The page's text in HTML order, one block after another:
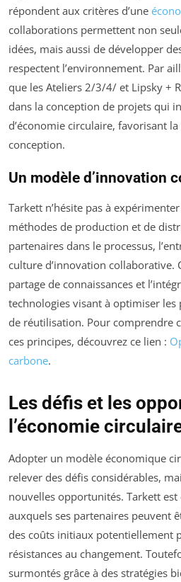
répondent aux critères d’une
collaborations permettent non
idées, mais aussi de développer
respectent l’environnement. Par
que les Ateliers 2/3/4/ et Lipsky +
dans la conception de projets qui
d’économie circulaire, favorisant
conception.
Un modèle d’innovation
Tarkett n’hésite pas à
méthodes de production et de
partenaires dans le processus,
culture d’innovation collaborative.
partage de connaissances et
technologies visant à optimiser les
de réutilisation. Pour comprendre
ces principes, découvrez ce lien :
carbone.
Les défis et les
l’économie
Adopter un modèle économique
relever des défis considérables,
nouvelles opportunités. Tarkett est
auxquels ses partenaires peuvent
des coûts initiaux potentiellement
résistances au changement.
surmontés grâce à des stratégies